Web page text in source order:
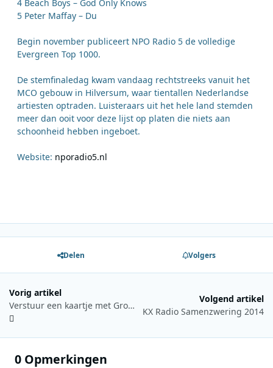
4 Beach Boys – God Only Knows
5 Peter Maffay – Du
Begin november publiceert NPO Radio 5 de volledige
Evergreen Top 1000.
De stemfinaledag kwam vandaag rechtstreeks vanuit het
MCO gebouw in Hilversum, waar tientallen Nederlandse
artiesten optraden. Luisteraars uit het hele land stemden
meer dan ooit voor deze lijst op platen die niets aan
schoonheid hebben ingeboet.
Website: nporadio5.nl
Delen Volgers
Vorig artikel
Verstuur een kaartje met Groot Nieuws Radio
Volgend artikel
KX Radio Samenzwering 2014
0 Opmerkingen